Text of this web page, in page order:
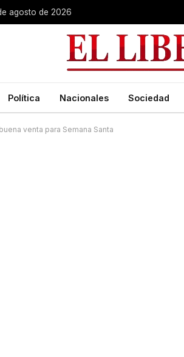
agosto de 2026
Política Nacionales Sociedad
venta para Semana Santa